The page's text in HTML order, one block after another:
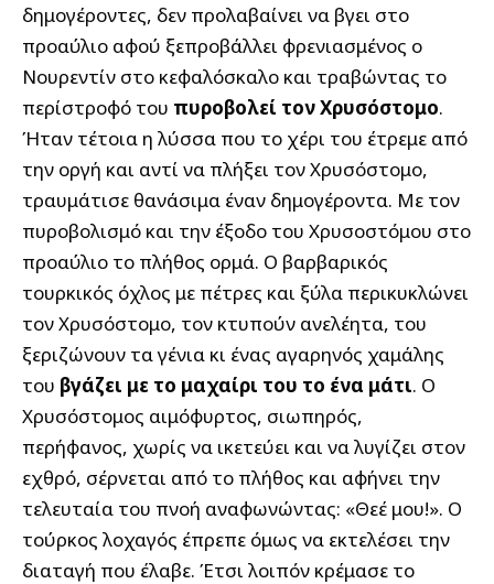
δημογέροντες, δεν προλαβαίνει να βγει στο
προαύλιο αφού ξεπροβάλλει φρενιασμένος ο
Νουρεντίν στο κεφαλόσκαλο και τραβώντας το
περίστροφό του πυροβολεί τον Χρυσόστομο.
Ήταν τέτοια η λύσσα που το χέρι του έτρεμε από
την οργή και αντί να πλήξει τον Χρυσόστομο,
τραυμάτισε θανάσιμα έναν δημογέροντα. Με τον
πυροβολισμό και την έξοδο του Χρυσοστόμου στο
προαύλιο το πλήθος ορμά. Ο βαρβαρικός
τουρκικός όχλος με πέτρες και ξύλα περικυκλώνει
τον Χρυσόστομο, τον κτυπούν ανελέητα, του
ξεριζώνουν τα γένια κι ένας αγαρηνός χαμάλης
του βγάζει με το μαχαίρι του το ένα μάτι. Ο
Χρυσόστομος αιμόφυρτος, σιωπηρός,
περήφανος, χωρίς να ικετεύει και να λυγίζει στον
εχθρό, σέρνεται από το πλήθος και αφήνει την
τελευταία του πνοή αναφωνώντας: «Θεέ μου!». Ο
τούρκος λοχαγός έπρεπε όμως να εκτελέσει την
διαταγή που έλαβε. Έτσι λοιπόν κρέμασε το